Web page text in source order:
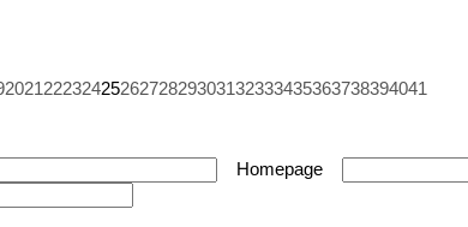
20212223242526272829303132333435363738394041
Homepage